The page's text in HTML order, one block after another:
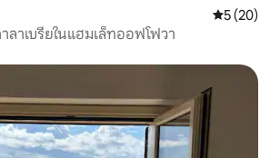
คะแนนเฉลี่
5 (20)
ลาเบรียในแฮมเล็ทออฟโฟวา